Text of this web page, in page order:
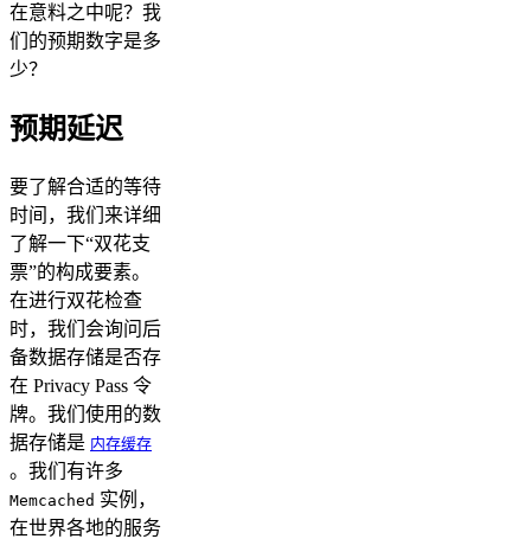
在意料之中呢？我
们的预期数字是多
少？
预期延迟
要了解合适的等待
时间，我们来详细
了解一下“双花支
票”的构成要素。
在进行双花检查
时，我们会询问后
备数据存储是否存
在 Privacy Pass 令
牌。我们使用的数
据存储是 内存缓存
。我们有许多
Memcached 实例，
在世界各地的服务